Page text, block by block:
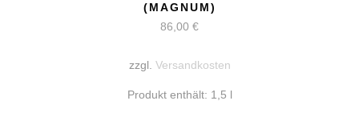
(MAGNUM)
86,00 €
zzgl. Versandkosten
Produkt enthält: 1,5 l